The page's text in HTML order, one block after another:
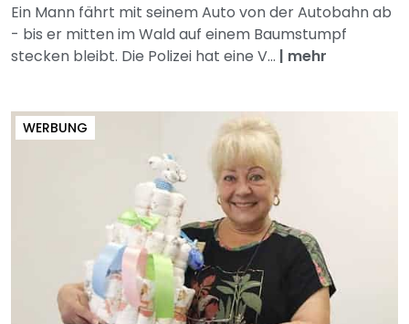
Ein Mann fährt mit seinem Auto von der Autobahn ab
- bis er mitten im Wald auf einem Baumstumpf
stecken bleibt. Die Polizei hat eine V... | mehr
WERBUNG